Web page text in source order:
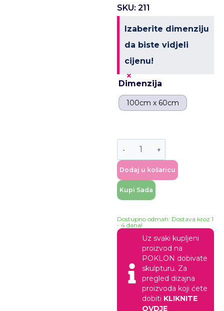
SKU: 211
Izaberite dimenziju
da biste vidjeli
cijenu!
×
Dimenzija
100cm x 60cm
Dodaj u košaricu
Kupi Sada
Dostupno odmah: Dostava kroz 1
- 4 dana!
Uz svaki kupljeni
proizvod na
POKLON dobivate
skulpturu. Za
pregled dizajna
proizvoda koji ćete
dobiti KLIKNITE
OVDJE